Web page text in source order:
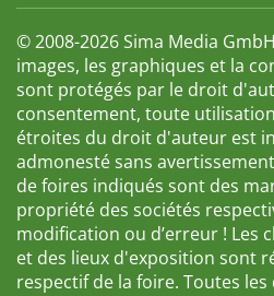
© 2008-2026 Sima Media
images, les graphiques et la
sont protégés par le droit
consentement, toute
étroites du droit d'auteur est
admonesté sans
de foires indiqués sont des
propriété des sociétés
modification ou d’erreur ! Les
et des lieux d'exposition sont
respectif de la foire. Toutes